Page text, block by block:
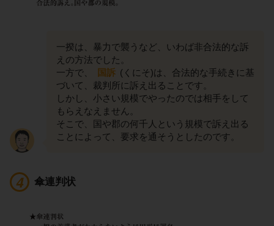
一揆は、暴力で襲うなど、いわば非合法的な訴
えの方法でした。
一方で、
国訴 (くにそ)は、合法的な手続きに基
づいて、裁判所に訴え出ることです。
しかし、小さい規模でやったのでは相手をして
もらえなえません。
そこで、国や郡の何千人という規模で訴え出る
ことによって、要求を通そうとしたのです。
傘連判状